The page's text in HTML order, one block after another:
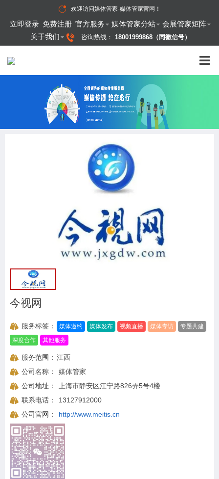
欢迎访问媒体管家-媒体管家官网 ！
立即登录 免费注册 官方服务 媒体管家分站
会展管家矩阵
关于我们
咨询热线： 18001999868（同微信号）
今视网
服务标签： 媒体邀约 媒体发布 视频直播 媒体专访
专题共建
深度合作
其他服务
服务范围： 江西
公司名称：
媒体管家
公司地址：
上海市静安区江宁路826弄5号4楼
联系电话：
13127912000
公司官网：
http://www.meitis.cn